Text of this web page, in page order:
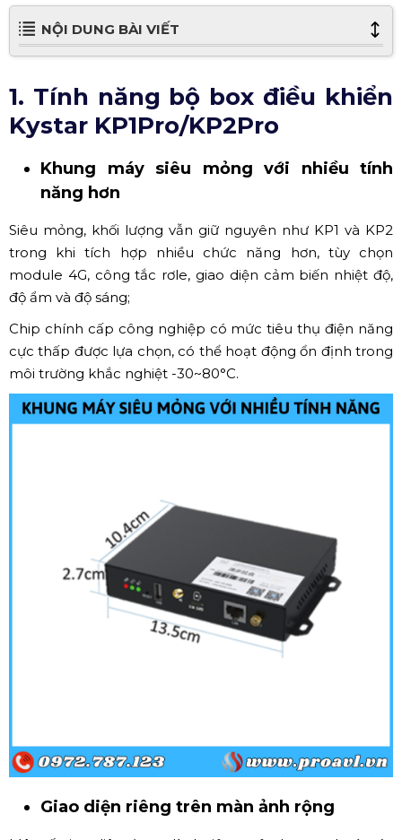
NỘI DUNG BÀI VIẾT
1. Tính năng bộ box điều khiển
Kystar KP1Pro/KP2Pro
Khung máy siêu mỏng với nhiều tính
năng hơn
Siêu mỏng, khối lượng vẫn giữ nguyên như KP1 và KP2
trong khi tích hợp nhiều chức năng hơn, tùy chọn
module 4G, công tắc rơle, giao diện cảm biến nhiệt độ,
độ ẩm và độ sáng;
Chip chính cấp công nghiệp có mức tiêu thụ điện năng
cực thấp được lựa chọn, có thể hoạt động ổn định trong
môi trường khắc nghiệt -30~80°C.
Giao diện riêng trên màn ảnh rộng